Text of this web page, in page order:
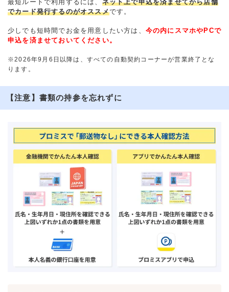
最短ルートで利用するには、 ネット上で申込を済ませてから店舗
でカード発行するのがオススメです。
少しでも短時間でお金を用意したい方は、 今の内にスマホやPCで
申込を済ませておいてください。
※2026年9月6日以降は、すべての自動契約コーナーが営業終了とな
ります。
【注意】書類の持参を忘れずに